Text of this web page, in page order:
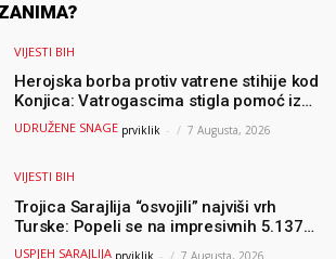
VIJESTI BIH
Herojska borba protiv vatrene stihije kod
Konjica: Vatrogascima stigla pomoć iz
Sarajeva, helikopteri i Air Tractori
UDRUŽENE SNAGE prviklik - 7 Augusta, 2026
VIJESTI BIH
Trojica Sarajlija “osvojili” najviši vrh
Turske: Popeli se na impresivnih 5.137
metara
USPJEH SARAJLIJA prviklik - 7 Augusta, 2026